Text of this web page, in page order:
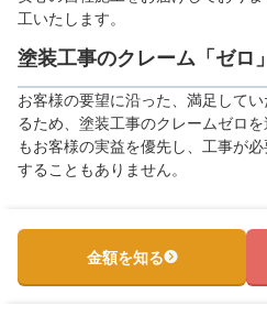
工いたします。
塗装工事のクレーム「ゼロ
お客様の要望に沿った、満足して
るため、塗装工事のクレームゼロ
もお客様の実益を優先し、工事が
することもありません。
金額を知る